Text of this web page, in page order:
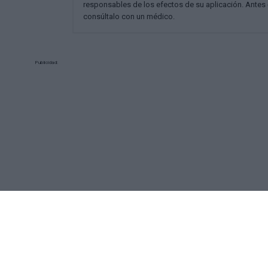
responsables de los efectos de su aplicación.
consúltalo con un médico.
Publicidad: